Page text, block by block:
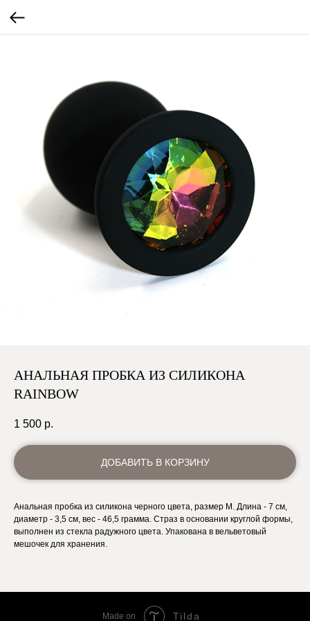
АНАЛЬНАЯ ПРОБКА ИЗ СИЛИКОНА
RAINBOW
1 500 р.
ДОБАВИТЬ В КОРЗИНУ
Анальная пробка из силикона черного цвета, размер M. Длина - 7 см,
диаметр - 3,5 см, вес - 46,5 грамма. Страз в основании круглой формы,
выполнен из стекла радужного цвета. Упакована в вельветовый
мешочек для хранения.
Made on Tilda